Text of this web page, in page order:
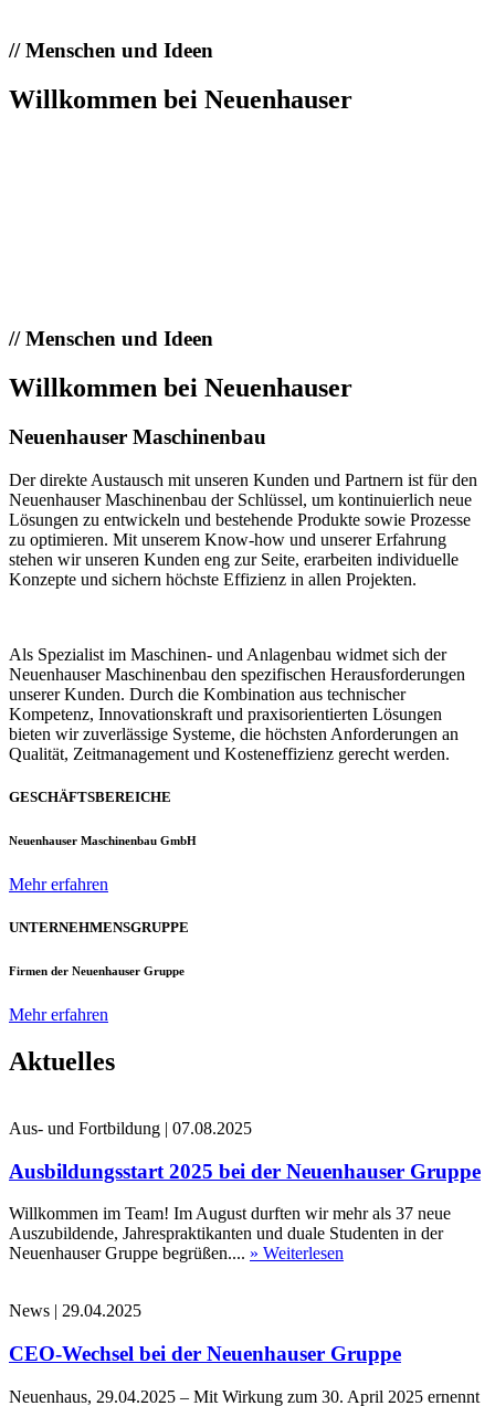
//Menschen und Ideen
Willkommen bei Neuenhauser
//Menschen und Ideen
Willkommen bei Neuenhauser
Neuenhauser Maschinenbau
Der direkte Austausch mit unseren Kunden und Partnern ist für den
Neuenhauser Maschinenbau der Schlüssel, um kontinuierlich neue
Lösungen zu entwickeln und bestehende Produkte sowie Prozesse
zu optimieren. Mit unserem Know-how und unserer Erfahrung
stehen wir unseren Kunden eng zur Seite, erarbeiten individuelle
Konzepte und sichern höchste Effizienz in allen Projekten.
Als Spezialist im Maschinen- und Anlagenbau widmet sich der
Neuenhauser Maschinenbau den spezifischen Herausforderungen
unserer Kunden. Durch die Kombination aus technischer
Kompetenz, Innovationskraft und praxisorientierten Lösungen
bieten wir zuverlässige Systeme, die höchsten Anforderungen an
Qualität, Zeitmanagement und Kosteneffizienz gerecht werden.
GESCHÄFTSBEREICHE
Neuenhauser Maschinenbau GmbH
Mehr erfahren
UNTERNEHMENSGRUPPE
Firmen der Neuenhauser Gruppe
Mehr erfahren
Aktuelles
Aus- und Fortbildung | 07.08.2025
Ausbildungsstart 2025 bei der Neuenhauser Gruppe
Willkommen im Team! Im August durften wir mehr als 37 neue
Auszubildende, Jahrespraktikanten und duale Studenten in der
Neuenhauser Gruppe begrüßen.... » Weiterlesen
News | 29.04.2025
CEO-Wechsel bei der Neuenhauser Gruppe
Neuenhaus, 29.04.2025 – Mit Wirkung zum 30. April 2025 ernennt